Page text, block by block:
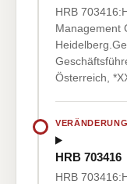
HRB
Management
Österreich,
HRB 703416
HRB